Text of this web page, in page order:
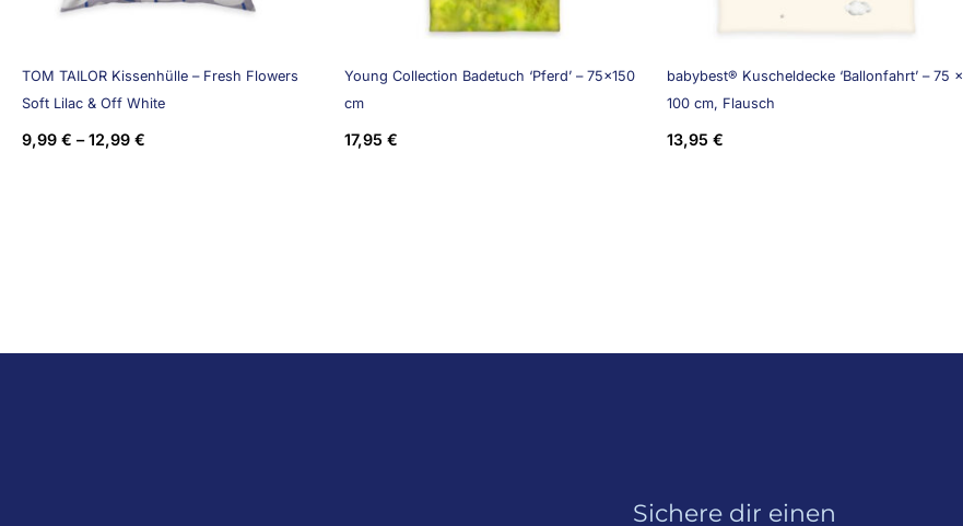
TOM TAILOR Kissenhülle – Fresh Flowers
Soft Lilac & Off White
9,99 € –12,99 €
Young Collection Badetuch ‘Pferd’ – 75×150
cm
17,95 €
babybest® Kuscheldecke ‘Ballonfahrt’ – 75 x
100 cm, Flausch
13,95 €
Sichere dir einen